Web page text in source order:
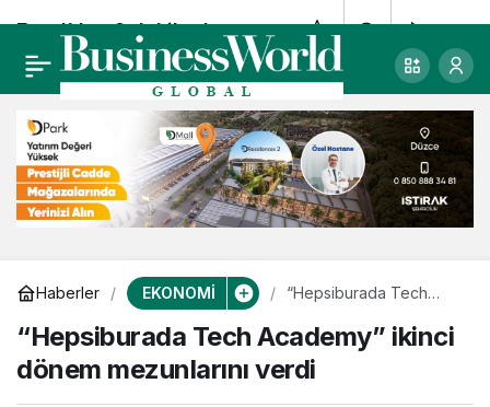
Haberler EKONOMİ
“Hepsiburada Tech
mezunlarını verdi
“Hepsiburada Tech Academy” ikinci
dönem mezunlarını verdi
Fuzul’den 2 dakikada
1 teslimat
0 Paylaş